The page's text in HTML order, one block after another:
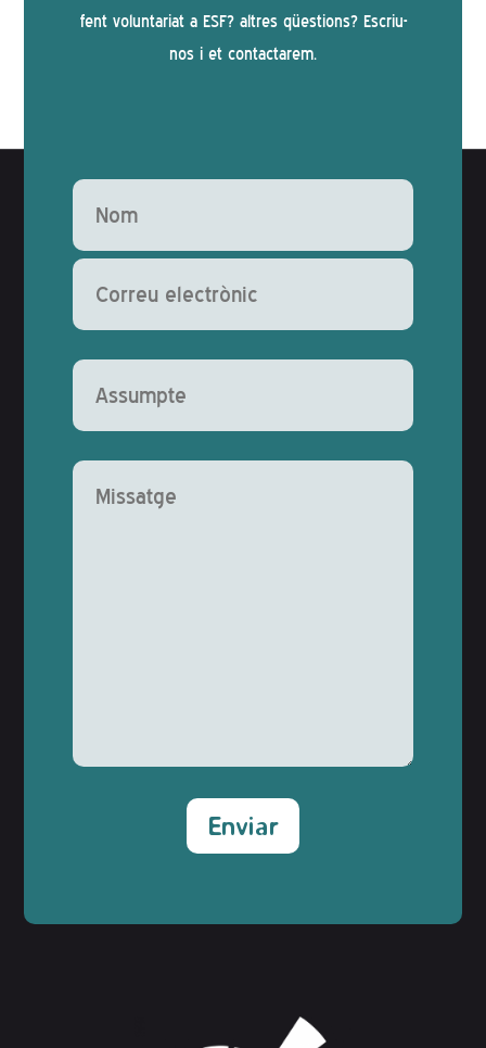
fent voluntariat a ESF? altres qüestions? Escriu-
nos i et contactarem.
Deixeu aquest camp buit.